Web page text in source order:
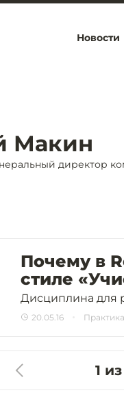
Новости
Макин
директор
Почему в
стиле
Дисциплина для
20.05.16 Практика
1 из